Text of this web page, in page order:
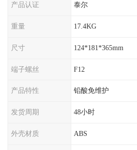
产品认证 泰尔
重量 17.4KG
尺寸 124*181*365mm
端子螺丝 F12
产品特性 铅酸免维护
发货周期 48小时
外壳材质 ABS